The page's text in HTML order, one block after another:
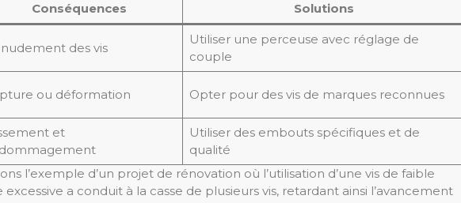
Conséquences Solutions
des vis
Utiliser une perceuse avec réglage de
couple
ou déformation Opter pour des vis de marques reconnues
et
Utiliser des embouts spécifiques et de
qualité
l’exemple d’un projet de rénovation où l’utilisation d’une vis de faible
a conduit à la casse de plusieurs vis, retardant ainsi l’avancement